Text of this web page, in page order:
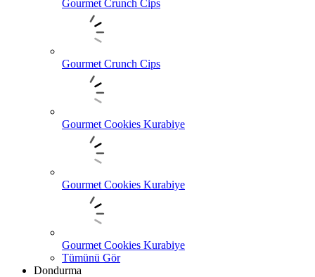
Gourmet Crunch Cips
Gourmet Crunch Cips
Gourmet Cookies Kurabiye
Gourmet Cookies Kurabiye
Gourmet Cookies Kurabiye
Tümünü Gör
Dondurma